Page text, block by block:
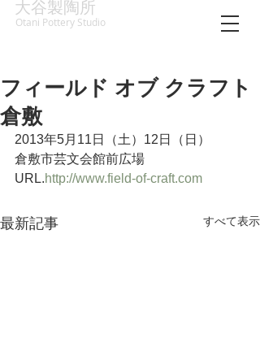
大谷製陶所
Otani Pottery Studio
フィールド オブ クラフト
倉敷
2013年5月11日（土）12日（日）
倉敷市芸文会館前広場
URL.http://www.field-of-craft.com
最新記事 すべて表示